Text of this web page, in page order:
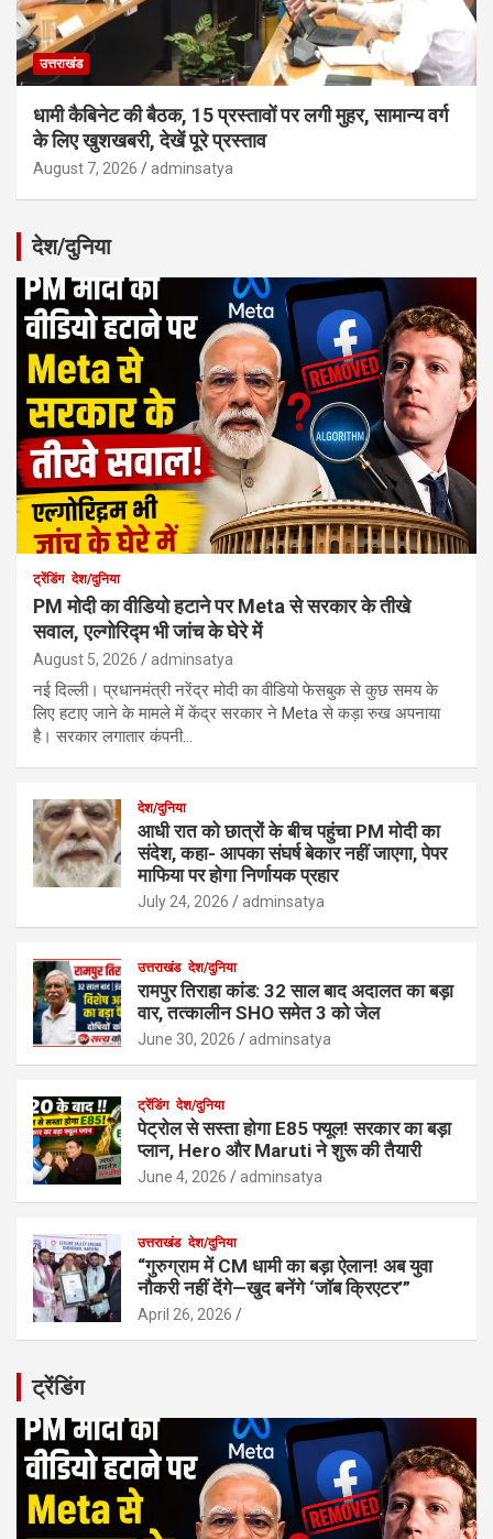
उत्तराखंड
धामी कैबिनेट की बैठक, 15 प्रस्तावों पर लगी मुहर, सामान्य वर्ग
के लिए खुशखबरी, देखें पूरे प्रस्ताव
August 7, 2026 adminsatya
देश/दुनिया
ट्रेंडिंग देश/दुनिया
PM मोदी का वीडियो हटाने पर Meta से सरकार के तीखे
सवाल, एल्गोरिद्म भी जांच के घेरे में
August 5, 2026 adminsatya
नई दिल्ली। प्रधानमंत्री नरेंद्र मोदी का वीडियो फेसबुक से कुछ समय के
लिए हटाए जाने के मामले में केंद्र सरकार ने Meta से कड़ा रुख अपनाया
है। सरकार लगातार कंपनी…
देश/दुनिया
आधी रात को छात्रों के बीच पहुंचा PM मोदी का
संदेश, कहा- आपका संघर्ष बेकार नहीं जाएगा, पेपर
माफिया पर होगा निर्णायक प्रहार
July 24, 2026 adminsatya
उत्तराखंड देश/दुनिया
रामपुर तिराहा कांड: 32 साल बाद अदालत का बड़ा
वार, तत्कालीन SHO समेत 3 को जेल
June 30, 2026 adminsatya
ट्रेंडिंग देश/दुनिया
पेट्रोल से सस्ता होगा E85 फ्यूल! सरकार का बड़ा
प्लान, Hero और Maruti ने शुरू की तैयारी
June 4, 2026 adminsatya
उत्तराखंड देश/दुनिया
“गुरुग्राम में CM धामी का बड़ा ऐलान! अब युवा
नौकरी नहीं देंगे—खुद बनेंगे ‘जॉब क्रिएटर’”
April 26, 2026
ट्रेंडिंग